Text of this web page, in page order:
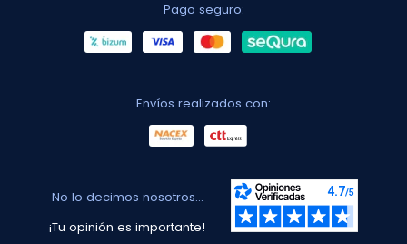
Pago seguro:
Envíos realizados con:
No lo decimos nosotros...
¡Tu opinión es importante!